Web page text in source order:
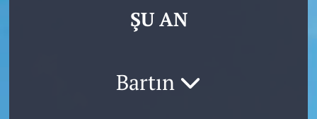
ŞU AN
Bartın